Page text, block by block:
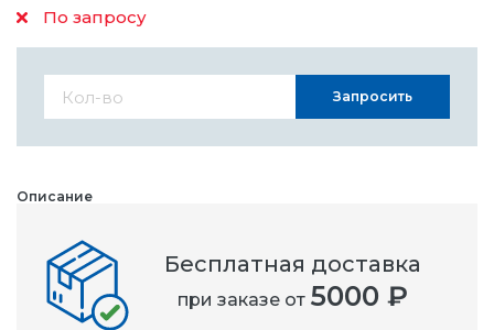
По запросу
Описание
Номенклатурный номер
OC1760467
Запросить
Бесплатная доставка
при заказе от 5000 ₽